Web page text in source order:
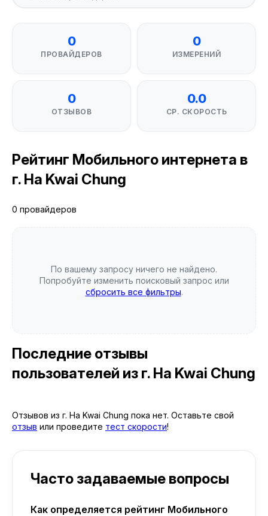
0
ПРОВАЙДЕРОВ
0
ИЗМЕРЕНИЙ
0
ОТЗЫВОВ
0.0
СР. СКОРОСТЬ
Рейтинг Мобильного интернета в
г. Ha Kwai Chung
0 провайдеров
По вашему запросу ничего не найдено.
Попробуйте изменить поисковый запрос или
сбросить все фильтры.
Последние отзывы
пользователей из г. Ha Kwai Chung
Отзывов из г. Ha Kwai Chung пока нет. Оставьте свой
отзыв или проведите тест скорости!
Часто задаваемые вопросы
Как определяется рейтинг Мобильного